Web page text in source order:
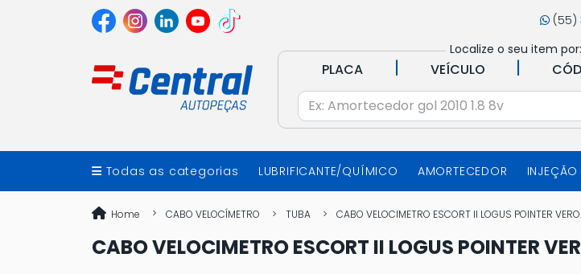
(55)
Localize o seu item por:
PLACA | VEÍCULO |
Todas as categorias LUBRIFICANTE/QUÍMICO AMORTECEDOR INJEÇÃO
Home CABO VELOCÍMETRO TUBA CABO VELOCIMETRO ESCORT II LOGUS POINTER
CABO VELOCIMETRO ESCORT II LOGUS POINTER